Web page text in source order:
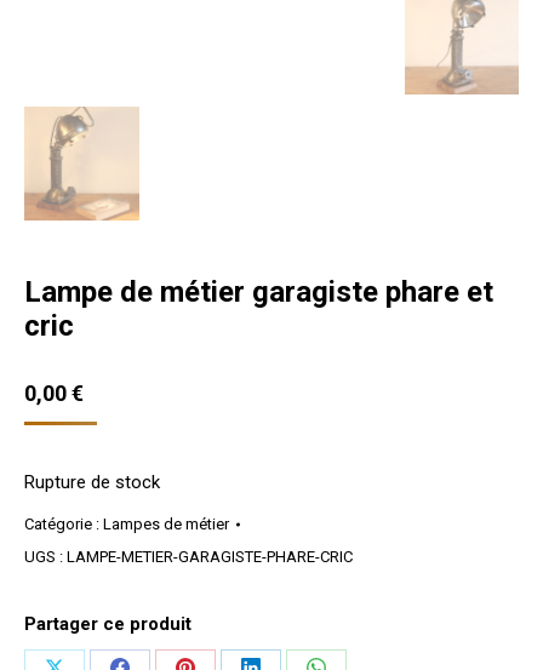
Lampe de métier garagiste phare et
cric
0,00€
Rupture de stock
Catégorie : Lampes de métier
UGS : LAMPE-METIER-GARAGISTE-PHARE-CRIC
Partager ce produit